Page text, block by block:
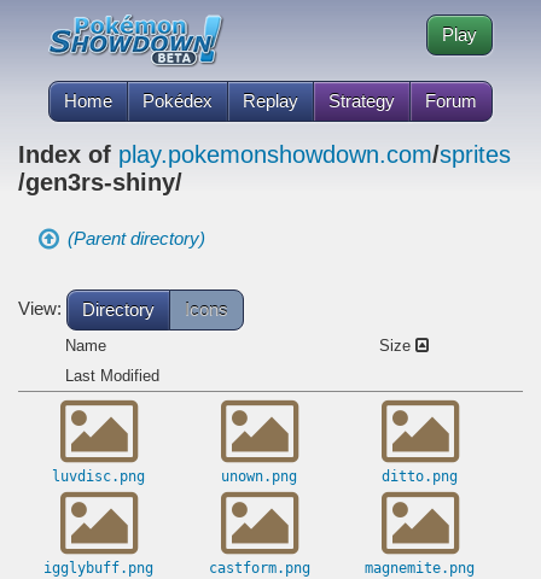
Home Pokédex Replay Strategy Forum
Play
Index of play.pokemonshowdown.com/sprites
/gen3rs-shiny/
(Parent directory)
View: Directory Icons
Name
Size
Last Modified
luvdisc.png unown.png ditto.png
igglybuff.png castform.png magnemite.png